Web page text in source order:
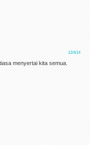
12/4/14
menyertai kita semua.